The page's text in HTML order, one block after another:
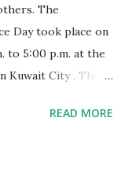
The
Day took place on
to 5:00 p.m. at the
Kuwait City . The
that lives
READ MORE